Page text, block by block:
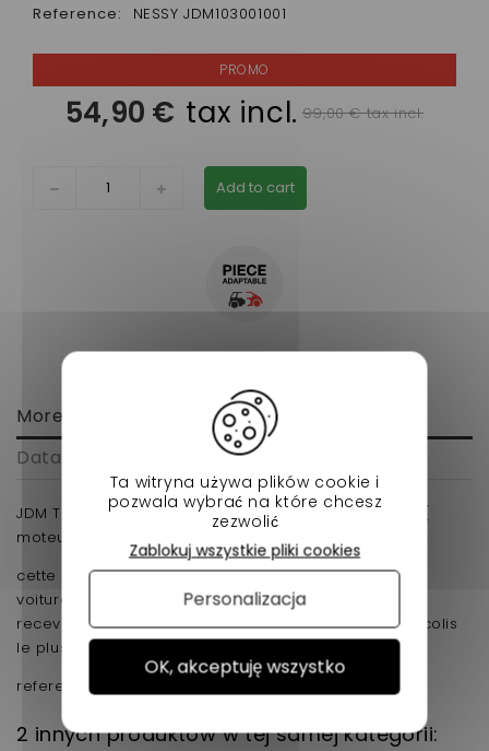
Reference: NESSY JDM103001001
54,90 € tax incl. 99,00 € tax incl.
Add to cart
More info
Data sheet
JDM Titane 1, 2, 3, Albizia, Abaca, Aloes, Roxsy, Xheos (
moteur Yanmar) VOITURE SANS PERMIS
cette piece ce changement rapidement sur votre
voiturette pas cher et facile a commander , vous la
recevez le lendemain a votre domicile ou un relais colis
le plus proche.
reference d'origine :1001957
2 innych produktów w tej samej kategorii:
Ta witryna używa plików cookie i
pozwala wybrać na które chcesz
zezwolić
OK, akceptuję wszystko
Zablokuj wszystkie pliki cookies
Personalizacja